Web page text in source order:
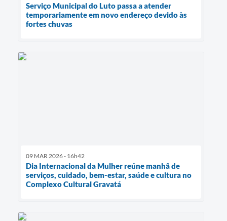
Serviço Municipal do Luto passa a atender
temporariamente em novo endereço devido às
fortes chuvas
09 MAR 2026 - 16h42
Dia Internacional da Mulher reúne manhã de
serviços, cuidado, bem-estar, saúde e cultura no
Complexo Cultural Gravatá